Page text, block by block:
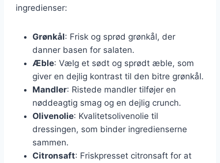
ingredienser:
Grønkål: Frisk og sprød grønkål, der
danner basen for salaten.
Æble: Vælg et sødt og sprødt æble, som
giver en dejlig kontrast til den bitre grønkål.
Mandler: Ristede mandler tilføjer en
nøddeagtig smag og en dejlig crunch.
Olivenolie: Kvalitetsolivenolie til
dressingen, som binder ingredienserne
sammen.
Citronsaft: Friskpresset citronsaft for at